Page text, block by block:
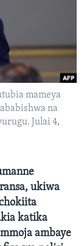
mameya
na
Julai 4,
ukiwa
katika
ambaye